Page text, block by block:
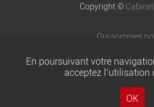
Copyright ©
Qui sommes
Nos
Chartes
Mentions
Gestion locative :
En poursuivant votre
acceptez l’utilisation
OK